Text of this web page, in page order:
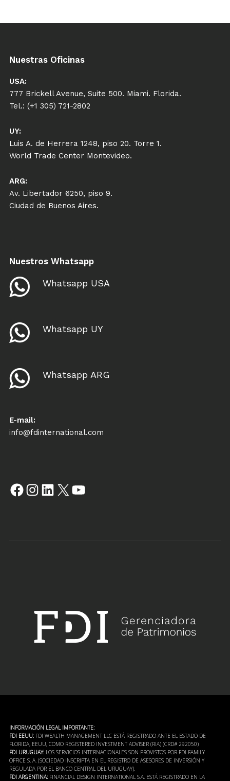
Nuestras Oficinas
USA:
777 Brickell Avenue, Suite 500. Miami. Florida.
Tel.: (+1 305) 721-2802
UY:
Luis A. de Herrera 1248, piso 20. Torre 1.
World Trade Center Montevideo.
ARG:
Av. Libertador 6250, piso 9.
Ciudad de Buenos Aires.
Nuestros Whatsapp
Whatsapp USA
Whatsapp UY
Whatsapp ARG
E-mail:
info@fdinternational.com
INFORMACIÓN LEGAL IMPORTANTE:
FDI EEUU:FDI WEALTH MANAGEMENT LLC ESTÁ REGISTRADO ANTE EL ESTADO DE
FLORIDA, EEUU, COMO REGISTERED INVESTMENT ADVISER (RIA) (CRD# 292050)
FDI URUGUAY:LOS SERVICIOS INTERNACIONALES SON PROVISTOS POR FDI FAMILY
OFFICE S. A. (SOCIEDAD INSCRIPTA EN EL REGISTRO DE ASESORES DE INVERSIÓN Y
REGULADA POR EL BANCO CENTRAL DEL URUGUAY).
FDI ARGENTINA:FINANCIAL DESIGN INTERNATIONAL S.A. ESTÁ REGISTRADO EN LA